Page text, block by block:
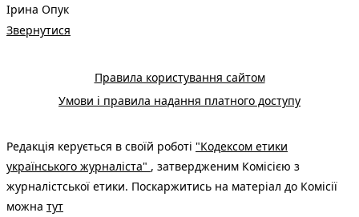
Ірина Опук
Звернутися
Правила користування сайтом
Умови і правила надання платного доступу
Редакція керується в своїй роботі "Кодексом етики
українського журналіста" , затвердженим Комісією з
журналістської етики. Поскаржитись на матеріал до Комісії
можна тут